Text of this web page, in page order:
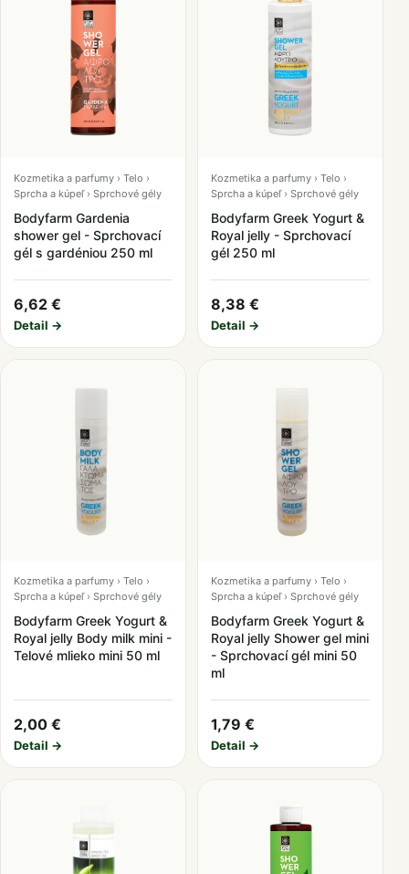
Kozmetika a parfumy › Telo ›
Sprcha a kúpeľ › Sprchové gély
Bodyfarm Gardenia
shower gel - Sprchovací
gél s gardéniou 250 ml
6,62 €
Detail →
Kozmetika a parfumy › Telo ›
Sprcha a kúpeľ › Sprchové gély
Bodyfarm Greek Yogurt &
Royal jelly - Sprchovací
gél 250 ml
8,38 €
Detail →
Kozmetika a parfumy › Telo ›
Sprcha a kúpeľ › Sprchové gély
Bodyfarm Greek Yogurt &
Royal jelly Body milk mini -
Telové mlieko mini 50 ml
2,00 €
Detail →
Kozmetika a parfumy › Telo ›
Sprcha a kúpeľ › Sprchové gély
Bodyfarm Greek Yogurt &
Royal jelly Shower gel mini
- Sprchovací gél mini 50
ml
1,79 €
Detail →